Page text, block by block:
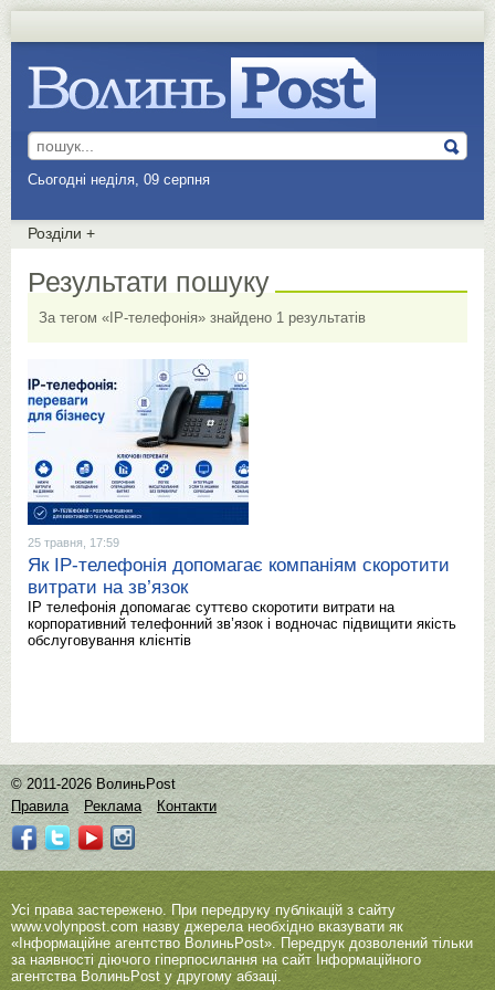
Сьогодні неділя, 09 серпня
Розділи +
Результати пошуку
За тегом «IP-телефонія» знайдено 1 результатів
25 травня, 17:59
Як IP-телефонія допомагає компаніям скоротити
витрати на зв’язок
IP телефонія допомагає суттєво скоротити витрати на
корпоративний телефонний зв’язок і водночас підвищити якість
обслуговування клієнтів
© 2011-2026 ВолиньPost
Правила
Реклама Контакти
Усі права застережено. При передруку публікацій з сайту
www.volynpost.com назву джерела необхідно вказувати як
«Інформаційне агентство ВолиньPost». Передрук дозволений тільки
за наявності діючого гіперпосилання на сайт Інформаційного
агентства ВолиньPost у другому абзаці.